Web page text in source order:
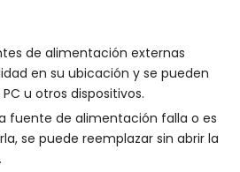
de alimentación externas
en su ubicación y se pueden
u otros dispositivos.
fuente de alimentación falla o es
se puede reemplazar sin abrir la